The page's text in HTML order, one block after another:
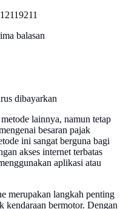
balasan
dibayarkan
lainnya, namun tetap
besaran pajak
ini sangat berguna bagi
akses internet terbatas
aplikasi atau
merupakan langkah penting
kendaraan bermotor. Dengan